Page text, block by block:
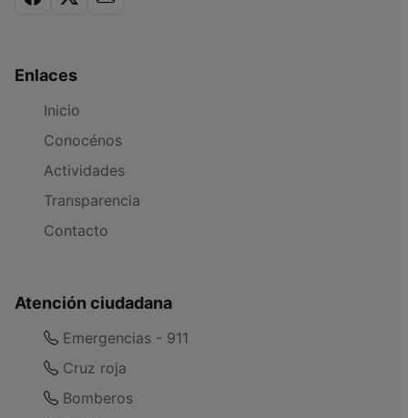
Enlaces
Inicio
Conocénos
Actividades
Transparencia
Contacto
Atención ciudadana
Emergencias - 911
Cruz roja
Bomberos